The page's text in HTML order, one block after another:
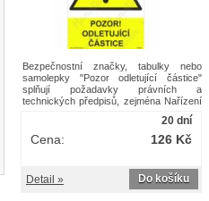
Bezpečnostní značky, tabulky nebo
samolepky "Pozor odletující částice"
splňují požadavky právních a
technických předpisů, zejména Nařízení
vlády č. 375/2017 Sb., ČSN ISO 3864-1,
ČSN ISO 3864-2, ČSN ISO 3864-3, ČSN
ISO 3864-4.Výstražné tabulky - Pozor
odletující částice
20 dní
126 Kč
Cena:
Do košíku
Detail »